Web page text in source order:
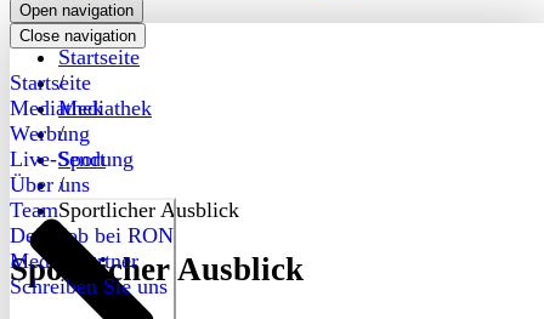
Open navigation
Close navigation
Startseite
Mediathek
Werbung
Live-Sendung
Über uns
Team
Dein Job bei RON
Medienpartner
Schreiben Sie uns
Startseite
/
Mediathek
/
Sport
/
Sportlicher Ausblick
Sportlicher Ausblick